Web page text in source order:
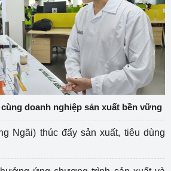
doanh nghiệp sản xuất bền vững
Ngãi) thúc đẩy sản xuất, tiêu dùng